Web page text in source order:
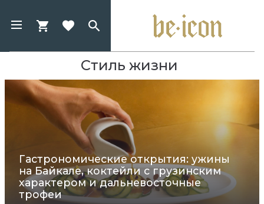
Стиль жизни
Гастрономические открытия: ужины
на Байкале, коктейли с грузинским
характером и дальневосточные
трофеи